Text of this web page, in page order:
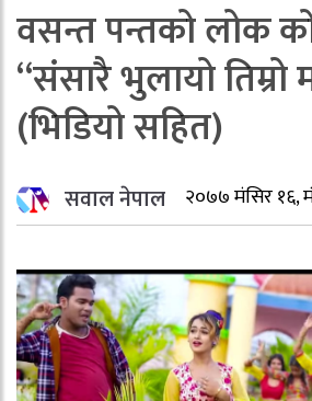
वसन्त पन्तको लोक
“संसारै भुलायो तिम्रो
(भिडियो सहित)
सवाल नेपाल २०७७ मंसिर १६,